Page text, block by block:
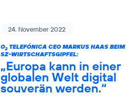
24. November 2022
O2TELEFÓNICA CEO MARKUS HAAS BEIM
SZ-WIRTSCHAFTSGIPFEL:
„Europa kann in einer
globalen Welt digital
souverän werden.“